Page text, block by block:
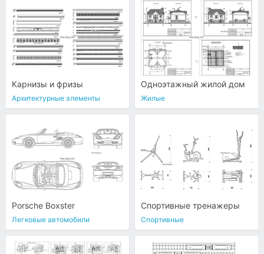
Карнизы и фризы
Архитектурные элементы
Одноэтажный жилой дом
Жилые
Porsche Boxster
Легковые автомобили
Спортивные тренажеры
Спортивные